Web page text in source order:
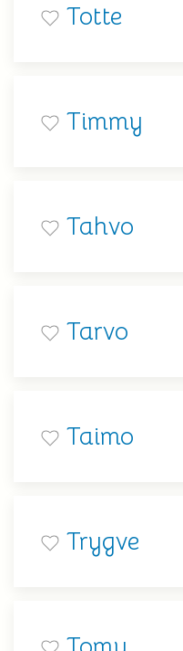
Totte
Timmy
Tahvo
Tarvo
Taimo
Trygve